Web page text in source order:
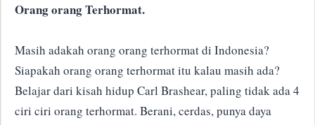
Orang orang Terhormat.
Masih adakah orang orang terhormat di Indonesia?
Siapakah orang orang terhormat itu kalau masih ada?
Belajar dari kisah hidup Carl Brashear, paling tidak ada 4
ciri ciri orang terhormat. Berani, cerdas, punya daya